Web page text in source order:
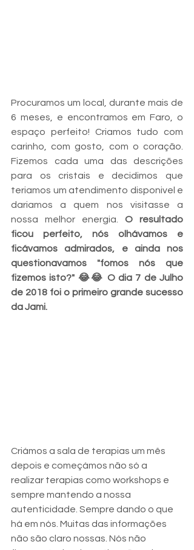
Procuramos um local, durante mais de
6 meses, e encontramos em Faro, o
espaço perfeito! Criamos tudo com
carinho, com gosto, com o coração.
Fizemos cada uma das descrições
para os cristais e decidimos que
teriamos um atendimento disponivel e
dariamos a quem nos visitasse a
nossa melhor energia. O resultado
ficou perfeito, nós olhávamos e
ficávamos admirados, e ainda nos
questionavamos "fomos nós que
fizemos isto?" 😂😂 O dia 7 de Julho
de 2018 foi o primeiro grande sucesso
da Jami.
Criámos a sala de terapias um mês
depois e começámos não só a
realizar terapias como workshops e
sempre mantendo a nossa
autenticidade. Sempre dando o que
há em nós. Muitas das informações
não são claro nossas. Nós não